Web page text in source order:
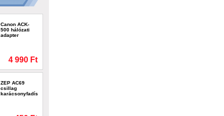
Canon ACK-
500 hálózati
adapter
4 990 Ft
ZEP AC69
csillag
karácsonyfadísz